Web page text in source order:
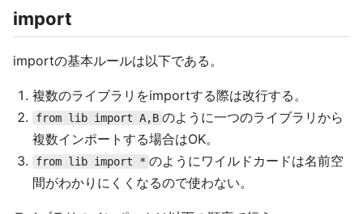
import
importの基本ルールは以下である。
複数のライブラリをimportする際は改行する。
from lib import A,B のように一つのライブラリから
複数インポートする場合はOK。
from lib import * のようにワイルドカードは名前空
間がわかりにくくなるので使わない。